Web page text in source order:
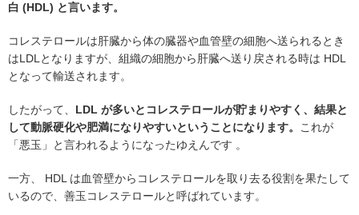
白 (HDL) と言います。
コレステロールは肝臓から体の臓器や血管壁の細胞へ送られるとき
はLDLとなりますが、組織の細胞から肝臓へ送り戻される時は HDL
となって輸送されます。
したがって、 LDL が多いとコレステロールが貯まりやすく、結果と
して動脈硬化や肥満になりやすいということになります。 これが
「悪玉」と言われるようになったゆえんです 。
一方、 HDL は血管壁からコレステロールを取り去る役割を果たして
いるので、善玉コレステロールと呼ばれています。